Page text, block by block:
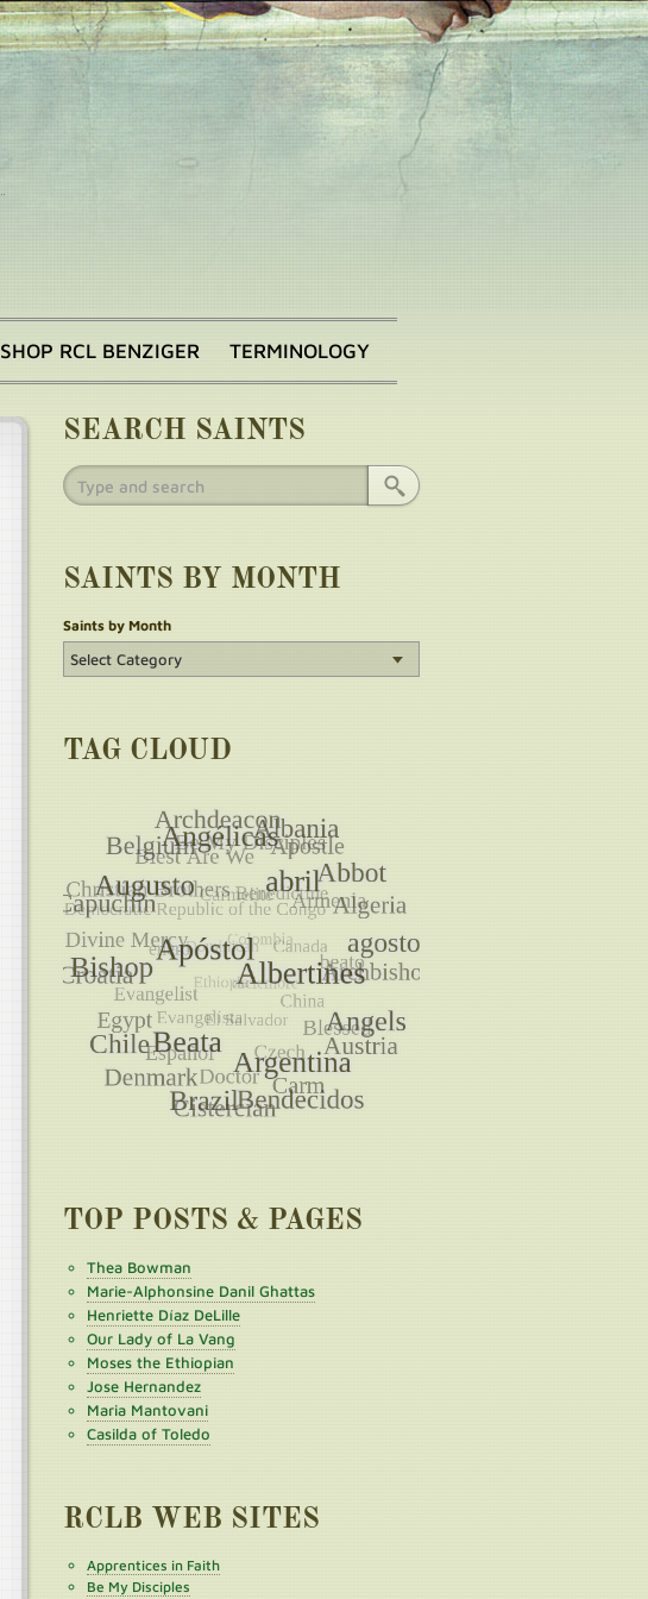
SHOP RCL BENZIGER TERMINOLOGY
SEARCH SAINTS
SAINTS BY MONTH
Saints by Month
TAG CLOUD
TOP POSTS & PAGES
Thea Bowman
Marie-Alphonsine Danil Ghattas
Henriette Díaz DeLille
Our Lady of La Vang
Moses the Ethiopian
Jose Hernandez
Maria Mantovani
Casilda of Toledo
RCLB WEB SITES
Apprentices in Faith
Be My Disciples